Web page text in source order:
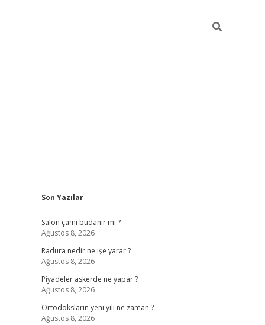
Sidebar
Son Yazılar
Salon çamı budanır mı ?
Ağustos 8, 2026
Radura nedir ne işe yarar ?
Ağustos 8, 2026
Piyadeler askerde ne yapar ?
Ağustos 8, 2026
Ortodoksların yeni yılı ne zaman ?
Ağustos 8, 2026
vdcasino güncel giriş